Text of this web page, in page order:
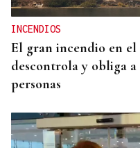
INCENDIOS
El gran incendio en el
descontrola y obliga a
personas